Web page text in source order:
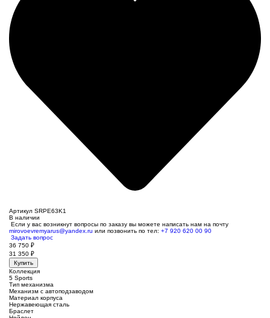
Артикул SRPE63K1
В наличии
Если у вас возникнут вопросы по заказу вы можете написать нам на почту
mirovoevremyarus@yandex.ru или позвонить по тел: +7 920 620 00 90
Задать вопрос
36 750 ₽
31 350 ₽
Купить
Коллекция
5 Sports
Тип механизма
Механизм с автоподзаводом
Материал корпуса
Нержавеющая сталь
Браслет